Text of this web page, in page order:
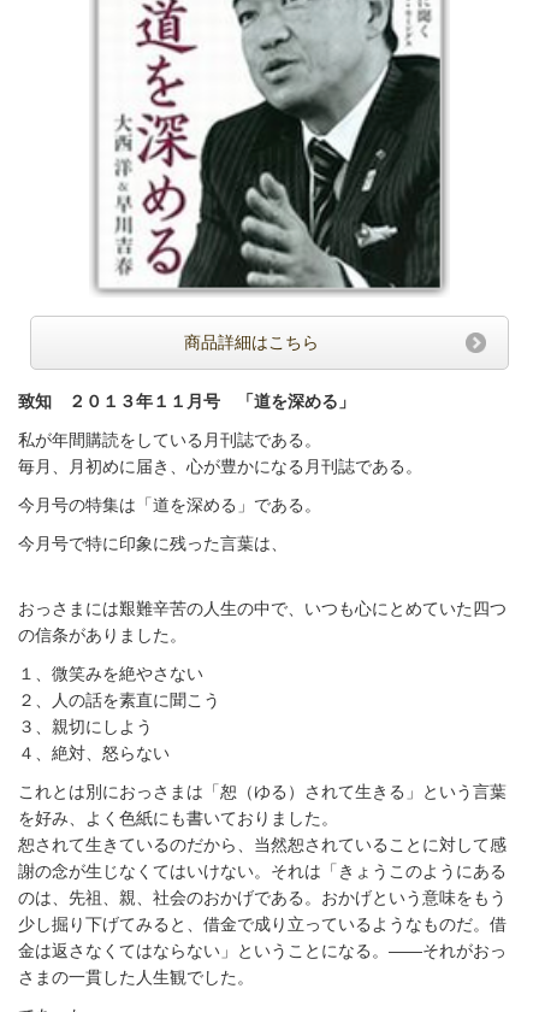
商品詳細はこちら
致知 ２０１３年１１月号 「道を深める」
私が年間購読をしている月刊誌である。
毎月、月初めに届き、心が豊かになる月刊誌である。
今月号の特集は「道を深める」である。
今月号で特に印象に残った言葉は、
おっさまには艱難辛苦の人生の中で、いつも心にとめていた四つ
の信条がありました。
１、微笑みを絶やさない
２、人の話を素直に聞こう
３、親切にしよう
４、絶対、怒らない
これとは別におっさまは「恕（ゆる）されて生きる」という言葉
を好み、よく色紙にも書いておりました。
恕されて生きているのだから、当然恕されていることに対して感
謝の念が生じなくてはいけない。それは「きょうこのようにある
のは、先祖、親、社会のおかげである。おかげという意味をもう
少し掘り下げてみると、借金で成り立っているようなものだ。借
金は返さなくてはならない」ということになる。——それがおっ
さまの一貫した人生観でした。